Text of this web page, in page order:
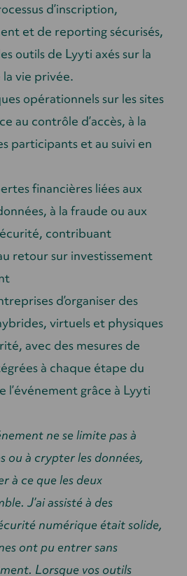
d’inscription,
et de reporting sécurisés,
outils de Lyyti axés sur la
vie privée.
opérationnels sur les sites
au contrôle d’accès, à la
participants et au suivi en
financières liées aux
à la fraude ou aux
contribuant
retour sur investissement
d’organiser des
virtuels et physiques
avec des mesures de
à chaque étape du
l’événement grâce à Lyyti
ne se limite pas à
ou à crypter les données,
à ce que les deux
J’ai assisté à des
numérique était solide,
ont pu entrer sans
Lorsque vos outils